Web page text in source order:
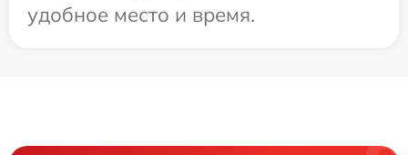
удобное место и время.